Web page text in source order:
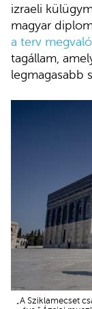
izraeli
magyar
a terv
tagállam,
legmagasabb
„A Sziklamecset